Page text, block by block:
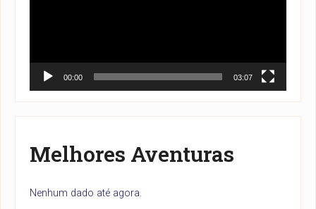
00:00 03:07
Melhores Aventuras
Nenhum dado até agora.